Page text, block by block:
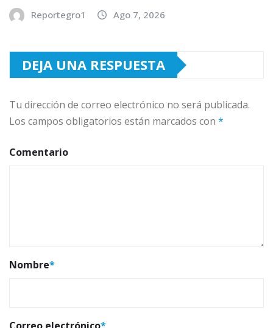
Reportegro1 Ago 7, 2026
DEJA UNA RESPUESTA
Tu dirección de correo electrónico no será publicada.
Los campos obligatorios están marcados con *
Comentario
Nombre*